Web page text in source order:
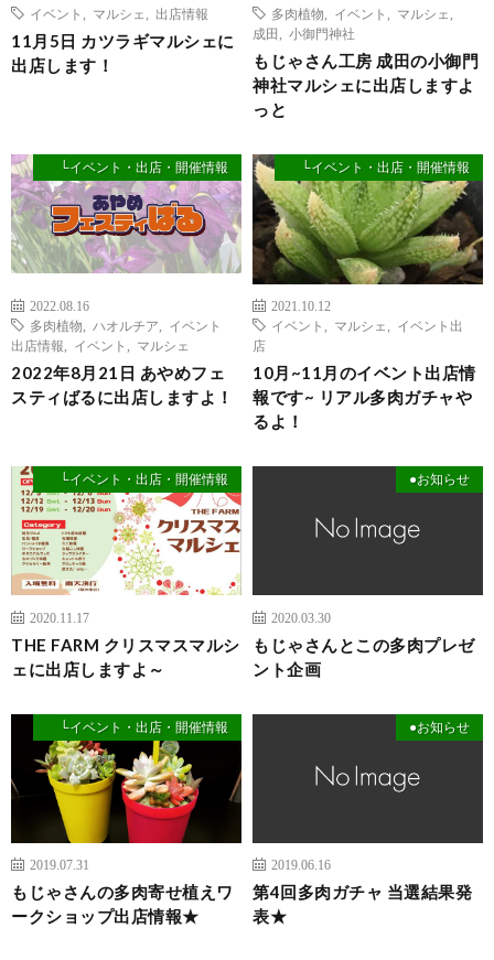
イベント
マルシェ 出店情報
11月5日 カツラギマルシェに
出店します！
多肉植物
イベント マルシェ
成田
小御門神社
もじゃさん工房 成田の小御門
神社マルシェに出店しますよ
っと
└イベント・出店・開催情報
2022.08.16
多肉植物
ハオルチア
イベント
出店情報
イベント マルシェ
2022年8月21日 あやめフェ
スティばるに出店しますよ！
└イベント・出店・開催情報
2021.10.12
イベント
マルシェ
イベント出
店
10月~11月のイベント出店情
報です~ リアル多肉ガチャや
るよ！
└イベント・出店・開催情報
2020.11.17
THE FARM クリスマスマルシ
ェに出店しますよ～
●お知らせ
2020.03.30
もじゃさんとこの多肉プレゼ
ント企画
└イベント・出店・開催情報
2019.07.31
もじゃさんの多肉寄せ植えワ
ークショップ出店情報★
●お知らせ
2019.06.16
第4回多肉ガチャ 当選結果発
表★